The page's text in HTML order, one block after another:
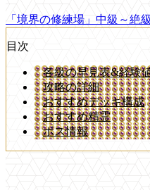
「境界の修練場」中級～絶
目次
各級の早見表&経験
攻略の詳細
おすすめデッキ構成
おすすめ精霊
ボス情報